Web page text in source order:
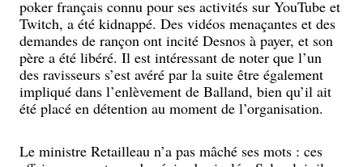
poker français connu pour ses activités sur YouTube et
Twitch, a été kidnappé. Des vidéos menaçantes et des
demandes de rançon ont incité Desnos à payer, et son
père a été libéré. Il est intéressant de noter que l’un
des ravisseurs s’est avéré par la suite être également
impliqué dans l’enlèvement de Balland, bien qu’il ait
été placé en détention au moment de l’organisation.
Le ministre Retailleau n’a pas mâché ses mots : ces